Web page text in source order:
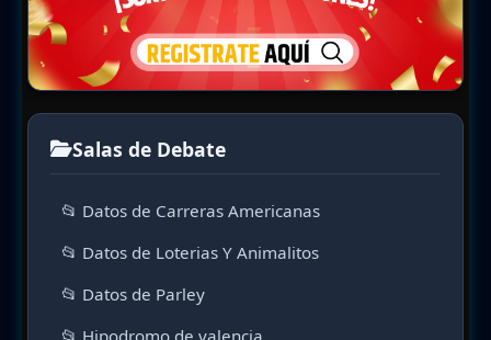
Salas de Debate
📂 Datos de Carreras Americanas
📂 Datos de Loterias Y Animalitos
📂 Datos de Parley
📂 Hipodromo de valencia